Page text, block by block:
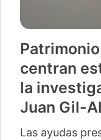
centran
la
Juan Gil-
Las ayudas